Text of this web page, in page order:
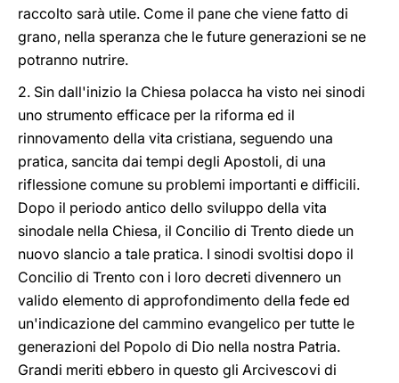
raccolto sarà utile. Come il pane che viene fatto di
grano, nella speranza che le future generazioni se ne
potranno nutrire.
2. Sin dall'inizio la Chiesa polacca ha visto nei sinodi
uno strumento efficace per la riforma ed il
rinnovamento della vita cristiana, seguendo una
pratica, sancita dai tempi degli Apostoli, di una
riflessione comune su problemi importanti e difficili.
Dopo il periodo antico dello sviluppo della vita
sinodale nella Chiesa, il Concilio di Trento diede un
nuovo slancio a tale pratica. I sinodi svoltisi dopo il
Concilio di Trento con i loro decreti divennero un
valido elemento di approfondimento della fede ed
un'indicazione del cammino evangelico per tutte le
generazioni del Popolo di Dio nella nostra Patria.
Grandi meriti ebbero in questo gli Arcivescovi di